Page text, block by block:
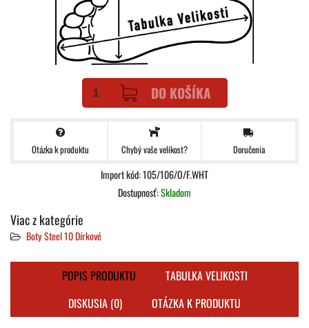
DO KOŠÍKA
Otázka k produktu Chybý vaše velikost? Doručenia
Import kód: 105/106/O/F.WHT
Dostupnosť:Skladom
Viac z kategórie
Boty Steel 10 Dírkové
POPIS PRODUKTU
TABULKA VELIKOSTI
DISKUSIA (0)
OTÁZKA K PRODUKTU